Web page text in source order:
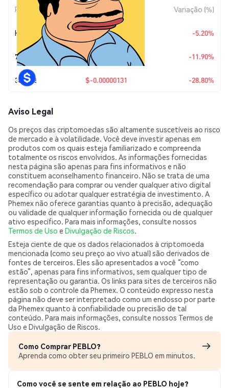
Período Variação do Valor Variação (%)
Hoje $-0.00000018 -5.20%
7 Dias $-0.00000044 -11.90%
30 Dias $-0.00000131 -28.80%
Aviso Legal
Os preços das criptomoedas são altamente suscetíveis ao risco
de mercado e à volatilidade. Você deve investir apenas em
produtos com os quais esteja familiarizado e compreenda
totalmente os riscos envolvidos. As informações fornecidas
nesta página são apenas para fins informativos e não
constituem aconselhamento financeiro. Não se trata de uma
recomendação para comprar ou vender qualquer ativo digital
específico ou adotar qualquer estratégia de investimento. A
Phemex não oferece garantias quanto à precisão, adequação
ou validade de qualquer informação fornecida ou de qualquer
ativo específico. Para mais informações, consulte nossos
Termos de Uso e Divulgação de Riscos.
Esteja ciente de que os dados relacionados à criptomoeda
mencionada (como seu preço ao vivo atual) são derivados de
fontes de terceiros. Eles são apresentados a você “como
estão”, apenas para fins informativos, sem qualquer tipo de
representação ou garantia. Os links para sites de terceiros não
estão sob o controle da Phemex. O conteúdo expresso nesta
página não deve ser interpretado como um endosso por parte
da Phemex quanto à confiabilidade ou precisão de tal
conteúdo. Para mais informações, consulte nossos Termos de
Uso e Divulgação de Riscos.
Como Comprar PEBLO?
Aprenda como obter seu primeiro PEBLO em minutos.
Como você se sente em relação ao PEBLO hoje?